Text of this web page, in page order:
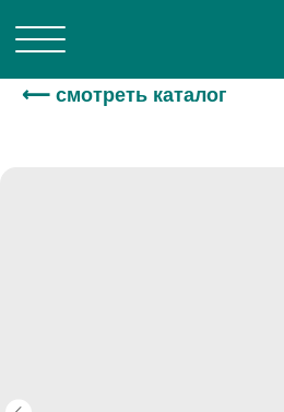
⟵ смотреть каталог